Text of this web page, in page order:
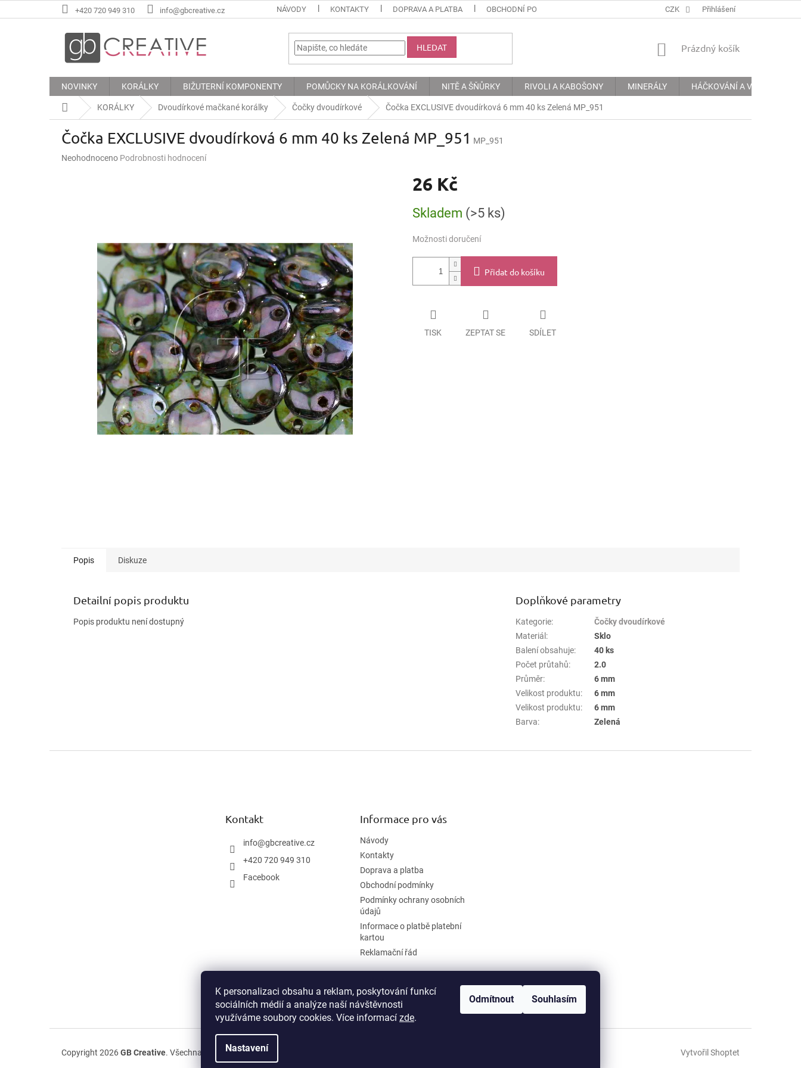
K personalizaci obsahu a reklam, poskytování funkcí
sociálních médií a analýze naší návštěvnosti
využíváme soubory cookies. Více informací zde.
Nastavení
Odmítnout Souhlasím
na
+420 720 949 310 info@gbcreative.cz NÁVODY KONTAKTY DOPRAVA A PLATBA OBCHODNÍ PODMÍNKY PODMÍNKY OCHRANY OSOBNÍCH ÚDAJŮ
CZK Přihlášení
HLEDAT
NÁKUPNÍ
Prázdný košík
NOVINKY KORÁLKY BIŽUTERNÍ KOMPONENTY POMŮCKY NA KORÁLKOVÁNÍ NITĚ A ŠŇŮRKY RIVOLI A KABOŠONY MINERÁLY HÁČKOVÁNÍ A VYŠÍVÁNÍ
Domů KORÁLKY Dvoudírkové mačkané korálky Čočky dvoudírkové Čočka EXCLUSIVE dvoudírková 6 mm 40 ks Zelená MP_951
Čočka EXCLUSIVE dvoudírková 6 mm 40 ks Zelená MP_951 MP_951
Průměrné
Neohodnoceno Podrobnosti hodnocení
26 Kč
cena:
Skladem (>5 ks)
Možnosti doručení
Přidat do košíku
TISK ZEPTAT SE SDÍLET
Popis Diskuze
Detailní popis produktu
Popis produktu není dostupný
Doplňkové parametry
Kategorie:
Čočky dvoudírkové
Materiál :
Sklo
Balení obsahuje:
40 ks
Počet průtahů:
2.0
Průměr:
6 mm
Velikost produktu:
6 mm
Velikost produktu:
6 mm
Barva: Zelená
Kontakt
info@gbcreative.cz
+420 720 949 310
Facebook
Informace pro vás
Návody
Kontakty
Doprava a platba
Obchodní podmínky
Podmínky ochrany osobních
údajů
Informace o platbě platební
kartou
Reklamační řád
Vytvořil Shoptet
Copyright 2026GB Creative. Všechna práva vyhrazena.